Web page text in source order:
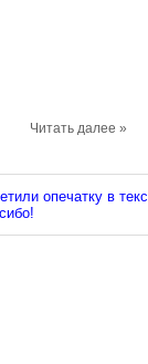
Читать далее »
опечатку в